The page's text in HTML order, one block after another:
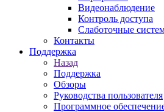
Видеонаблюдение
Контроль доступа
Слаботочные
Контакты
Поддержка
Назад
Поддержка
Обзоры
Руководства пользователя
Программное